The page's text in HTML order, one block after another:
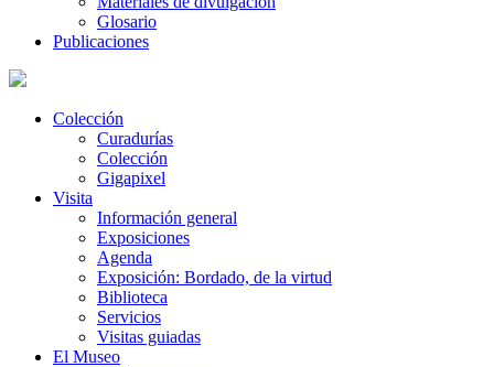
Glosario
Publicaciones
Colección
Curadurías
Colección
Gigapixel
Visita
Información general
Exposiciones
Agenda
Exposición: Bordado, de la virtud
Biblioteca
Servicios
Visitas guiadas
El Museo